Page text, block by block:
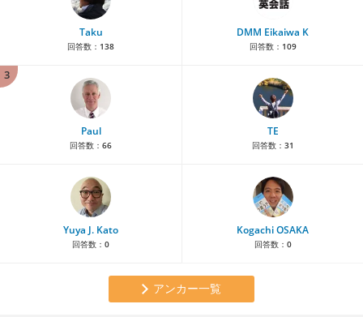
Taku
回答数： 138
DMM Eikaiwa K
回答数： 109
3
Paul
回答数： 66
TE
回答数： 31
Yuya J. Kato
回答数： 0
Kogachi OSAKA
回答数： 0
アンカー一覧